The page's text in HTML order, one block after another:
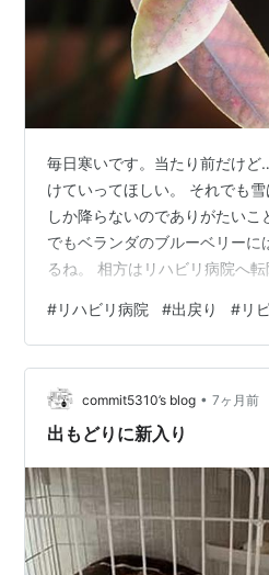
毎日寒いです。当たり前だけ
けていってほしい。 それでも
しか降らないのでありがたいこ
でもベランダのブルーベリーに
るね。 相方はリハビリ病院へ
れ先をバタバタと探していたと
ていた腰痛が血液培養やCT検
とが判明 し、急遽治療のため
へ出戻ることになりました。 連
朝です。 久しぶりになんの予定
#リハビリ病院 #出戻り #リ
commit5310’s blog • 7ヶ月前
出もどりに新入り